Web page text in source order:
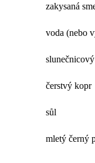
zakysaná
voda (nebo
čerstvý kopr
sůl
mletý černý